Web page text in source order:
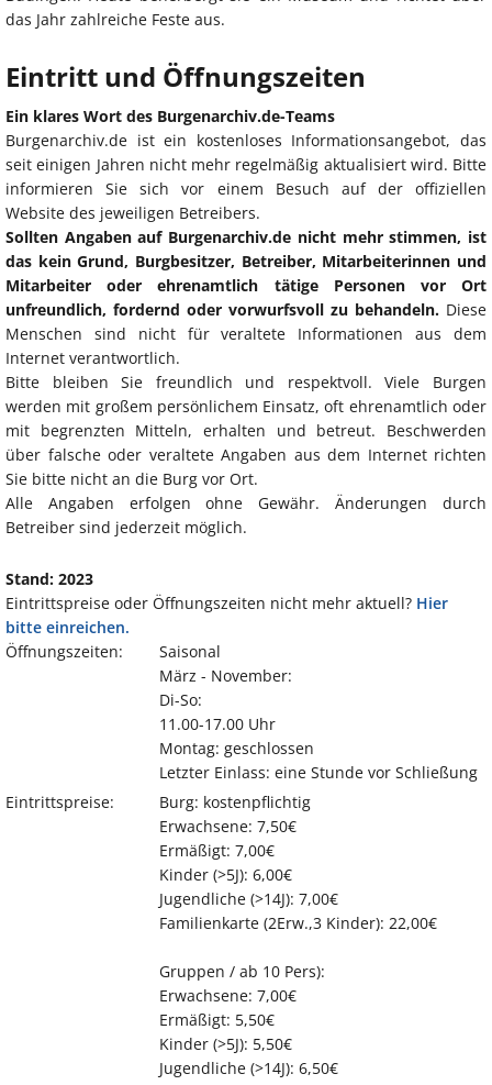
das Jahr zahlreiche Feste aus.
Eintritt und Öffnungszeiten
Ein klares Wort des Burgenarchiv.de-Teams
Burgenarchiv.de ist ein kostenloses Informationsangebot, das
seit einigen Jahren nicht mehr regelmäßig aktualisiert wird. Bitte
informieren Sie sich vor einem Besuch auf der offiziellen
Website des jeweiligen Betreibers.
Sollten Angaben auf Burgenarchiv.de nicht mehr stimmen, ist
das kein Grund, Burgbesitzer, Betreiber, Mitarbeiterinnen und
Mitarbeiter oder ehrenamtlich tätige Personen vor Ort
unfreundlich, fordernd oder vorwurfsvoll zu behandeln. Diese
Menschen sind nicht für veraltete Informationen aus dem
Internet verantwortlich.
Bitte bleiben Sie freundlich und respektvoll. Viele Burgen
werden mit großem persönlichem Einsatz, oft ehrenamtlich oder
mit begrenzten Mitteln, erhalten und betreut. Beschwerden
über falsche oder veraltete Angaben aus dem Internet richten
Sie bitte nicht an die Burg vor Ort.
Alle Angaben erfolgen ohne Gewähr. Änderungen durch
Betreiber sind jederzeit möglich.
Stand: 2023
Eintrittspreise oder Öffnungszeiten nicht mehr aktuell? Hier
bitte einreichen.
Öffnungszeiten:
Saisonal
März - November:
Di-So:
11.00-17.00 Uhr
Montag: geschlossen
Letzter Einlass: eine Stunde vor Schließung
Eintrittspreise:
Burg: kostenpflichtig
Erwachsene: 7,50€
Ermäßigt: 7,00€
Kinder (>5J): 6,00€
Jugendliche (>14J): 7,00€
Familienkarte (2Erw.,3 Kinder): 22,00€
Gruppen / ab 10 Pers):
Erwachsene: 7,00€
Ermäßigt: 5,50€
Kinder (>5J): 5,50€
Jugendliche (>14J): 6,50€